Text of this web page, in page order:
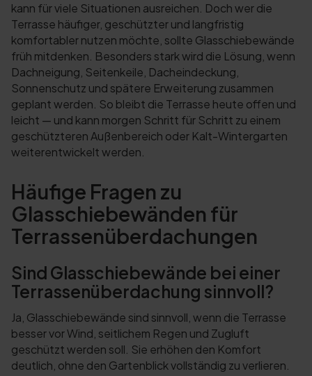
kann für viele Situationen ausreichen. Doch wer die
Terrasse häufiger, geschützter und langfristig
komfortabler nutzen möchte, sollte Glasschiebewände
früh mitdenken. Besonders stark wird die Lösung, wenn
Dachneigung, Seitenkeile, Dacheindeckung,
Sonnenschutz und spätere Erweiterung zusammen
geplant werden. So bleibt die Terrasse heute offen und
leicht — und kann morgen Schritt für Schritt zu einem
geschützteren Außenbereich oder Kalt-Wintergarten
weiterentwickelt werden.
Häufige Fragen zu
Glasschiebewänden für
Terrassenüberdachungen
Sind Glasschiebewände bei einer
Terrassenüberdachung sinnvoll?
Ja, Glasschiebewände sind sinnvoll, wenn die Terrasse
besser vor Wind, seitlichem Regen und Zugluft
geschützt werden soll. Sie erhöhen den Komfort
deutlich, ohne den Gartenblick vollständig zu verlieren.